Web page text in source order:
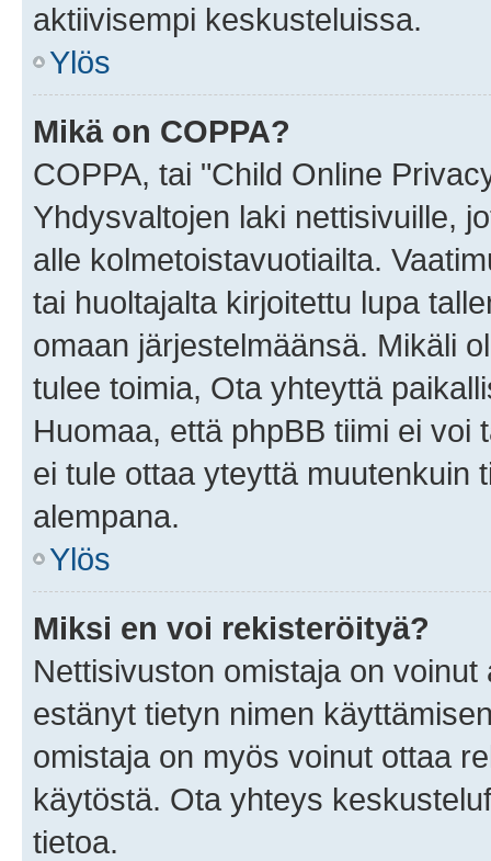
aktiivisempi keskusteluissa.
Ylös
Mikä on COPPA?
COPPA, tai "Child Online
Yhdysvaltojen laki nettisivuille,
alle kolmetoistavuotiailta.
tai huoltajalta kirjoitettu lupa
omaan järjestelmäänsä. Mikäli
tulee toimia, Ota yhteyttä
Huomaa, että phpBB tiimi ei
ei tule ottaa yteyttä muutenkuin
alempana.
Ylös
Miksi en voi rekisteröityä?
Nettisivuston omistaja on
estänyt tietyn nimen
omistaja on myös voinut ottaa
käytöstä. Ota yhteys
tietoa.